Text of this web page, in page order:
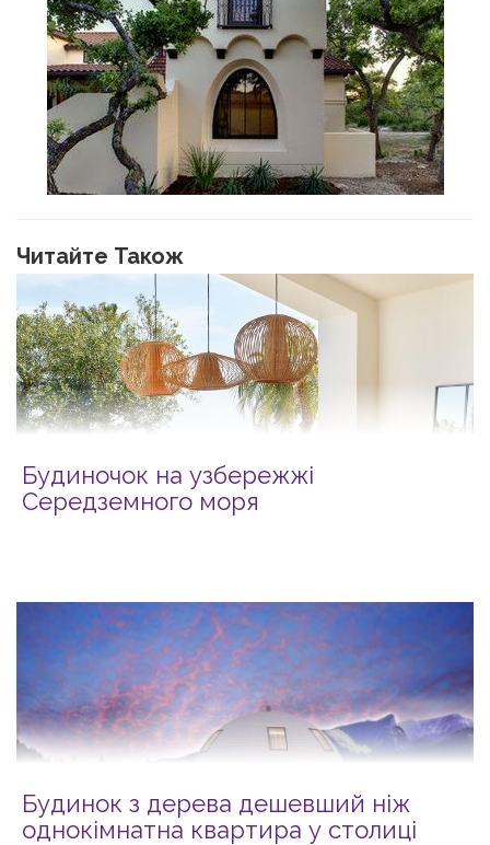
Читайте Також
Будиночок на узбережжі
Середземного моря
Будинок з дерева дешевший ніж
однокімнатна квартира у столиці